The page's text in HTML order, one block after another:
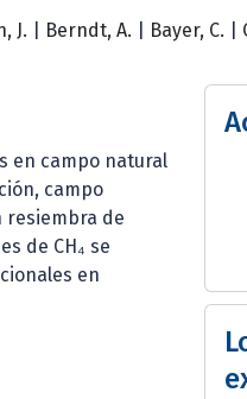
J. Berndt, A. Bayer, C.
en campo natural
campo
de
de CH₄ se
en